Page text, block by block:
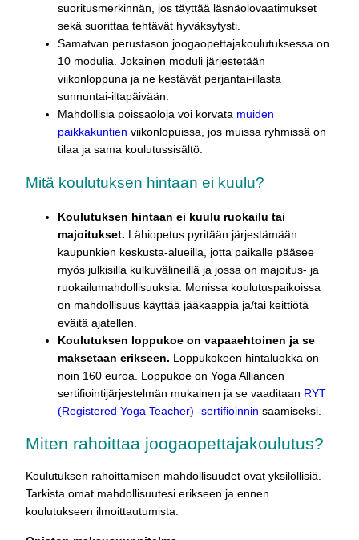
suoritusmerkinnän, jos täyttää läsnäolovaatimukset
sekä suorittaa tehtävät hyväksytysti.
Samatvan perustason joogaopettajakoulutuksessa on
10 modulia. Jokainen moduli järjestetään
viikonloppuna ja ne kestävät perjantai-illasta
sunnuntai-iltapäivään.
Mahdollisia poissaoloja voi korvata muiden
paikkakuntien viikonlopuissa, jos muissa ryhmissä on
tilaa ja sama koulutussisältö.
Mitä koulutuksen hintaan ei kuulu?
Koulutuksen hintaan ei kuulu ruokailu tai
majoitukset. Lähiopetus pyritään järjestämään
kaupunkien keskusta-alueilla, jotta paikalle pääsee
myös julkisilla kulkuvälineillä ja jossa on majoitus- ja
ruokailumahdollisuuksia. Monissa koulutuspaikoissa
on mahdollisuus käyttää jääkaappia ja/tai keittiötä
eväitä ajatellen.
Koulutuksen loppukoe on vapaaehtoinen ja se
maksetaan erikseen. Loppukokeen hintaluokka on
noin 160 euroa. Loppukoe on Yoga Alliancen
sertifiointijärjestelmän mukainen ja se vaaditaan RYT
(Registered Yoga Teacher) -sertifioinnin saamiseksi.
Miten rahoittaa joogaopettajakoulutus?
Koulutuksen rahoittamisen mahdollisuudet ovat yksilöllisiä.
Tarkista omat mahdollisuutesi erikseen ja ennen
koulutukseen ilmoittautumista.